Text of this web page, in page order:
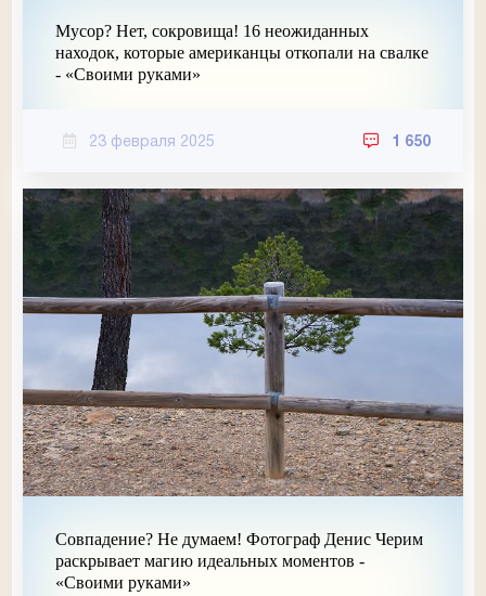
Мусор? Нет, сокровища! 16 неожиданных
находок, которые американцы откопали на свалке
- «Своими руками»
23 февраля 2025 1 650
Совпадение? Не думаем! Фотограф Денис Черим
раскрывает магию идеальных моментов -
«Своими руками»